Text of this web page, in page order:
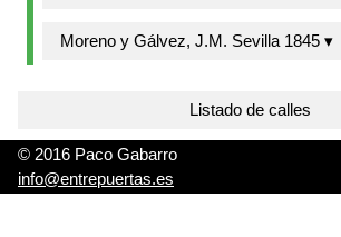
Moreno y Gálvez, J.M. Sevilla 1845 ▾
Listado de calles
© 2016 Paco Gabarro
info@entrepuertas.es